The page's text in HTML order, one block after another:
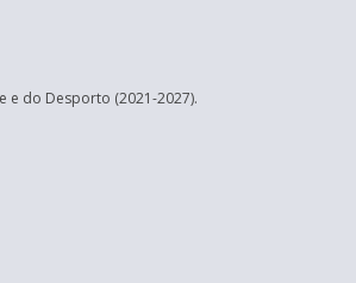
e do Desporto (2021-2027).